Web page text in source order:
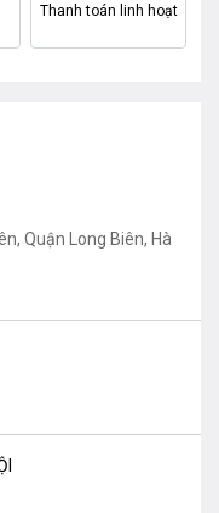
Thanh toán linh hoạt
Quận Long Biên, Hà